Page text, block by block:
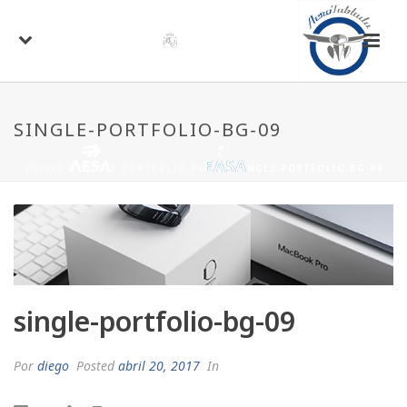
SINGLE-PORTFOLIO-BG-09
SINGLE-PORTFOLIO-BG-09/ SINGLE-PORTFOLIO-BG-09
single-portfolio-bg-09
Por diego Postedabril 20, 2017 In